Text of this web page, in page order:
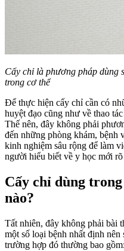
Cấy chỉ là phương pháp dùng
trong cơ thể
Để thực hiện cấy chỉ cần có
huyệt đạo cũng như về thao
Thế nên, đây không phải
đến những phòng khám, bệnh
kinh nghiệm sâu rộng để làm
người hiểu biết về y học mới
Cấy chỉ dùng
nào?
Tất nhiên, đây không phải bài
một số loại bệnh nhất định
trường hợp đó thường bao gồm: